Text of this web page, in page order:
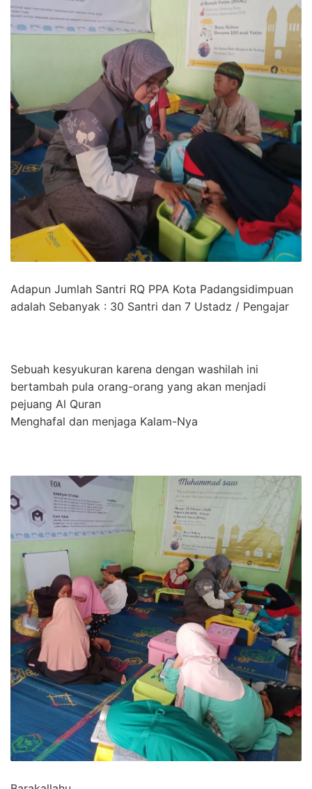
Adapun Jumlah Santri RQ PPA Kota Padangsidimpuan
adalah Sebanyak : 30 Santri dan 7 Ustadz / Pengajar
Sebuah kesyukuran karena dengan washilah ini
bertambah pula orang-orang yang akan menjadi
pejuang Al Quran
Menghafal dan menjaga Kalam-Nya